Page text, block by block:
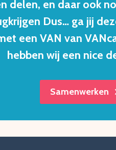
delen, en daar ook
Dus… ga jij
een VAN van
hebben wij een nice
Samenwerken